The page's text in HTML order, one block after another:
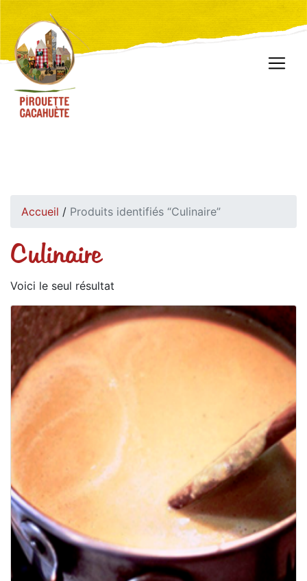
Accueil / Produits identifiés “Culinaire”
Culinaire
Voici le seul résultat